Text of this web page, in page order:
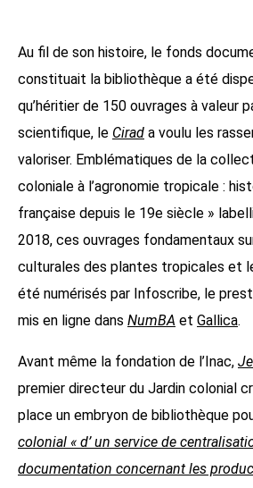
Au fil de son histoire, le fonds
constituait la bibliothèque a été
qu’héritier de 150 ouvrages à valeur
scientifique, le Cirad a voulu les
valoriser. Emblématiques de la
coloniale à l’agronomie tropicale :
française depuis le 19e siècle »
2018, ces ouvrages fondamentaux
culturales des plantes tropicales et
été numérisés par Infoscribe, le
mis en ligne dans NumBA et Gallica.
Avant même la fondation de l’Inac,
premier directeur du Jardin colonial
place un embryon de bibliothèque
colonial « d’ un service de
documentation concernant les